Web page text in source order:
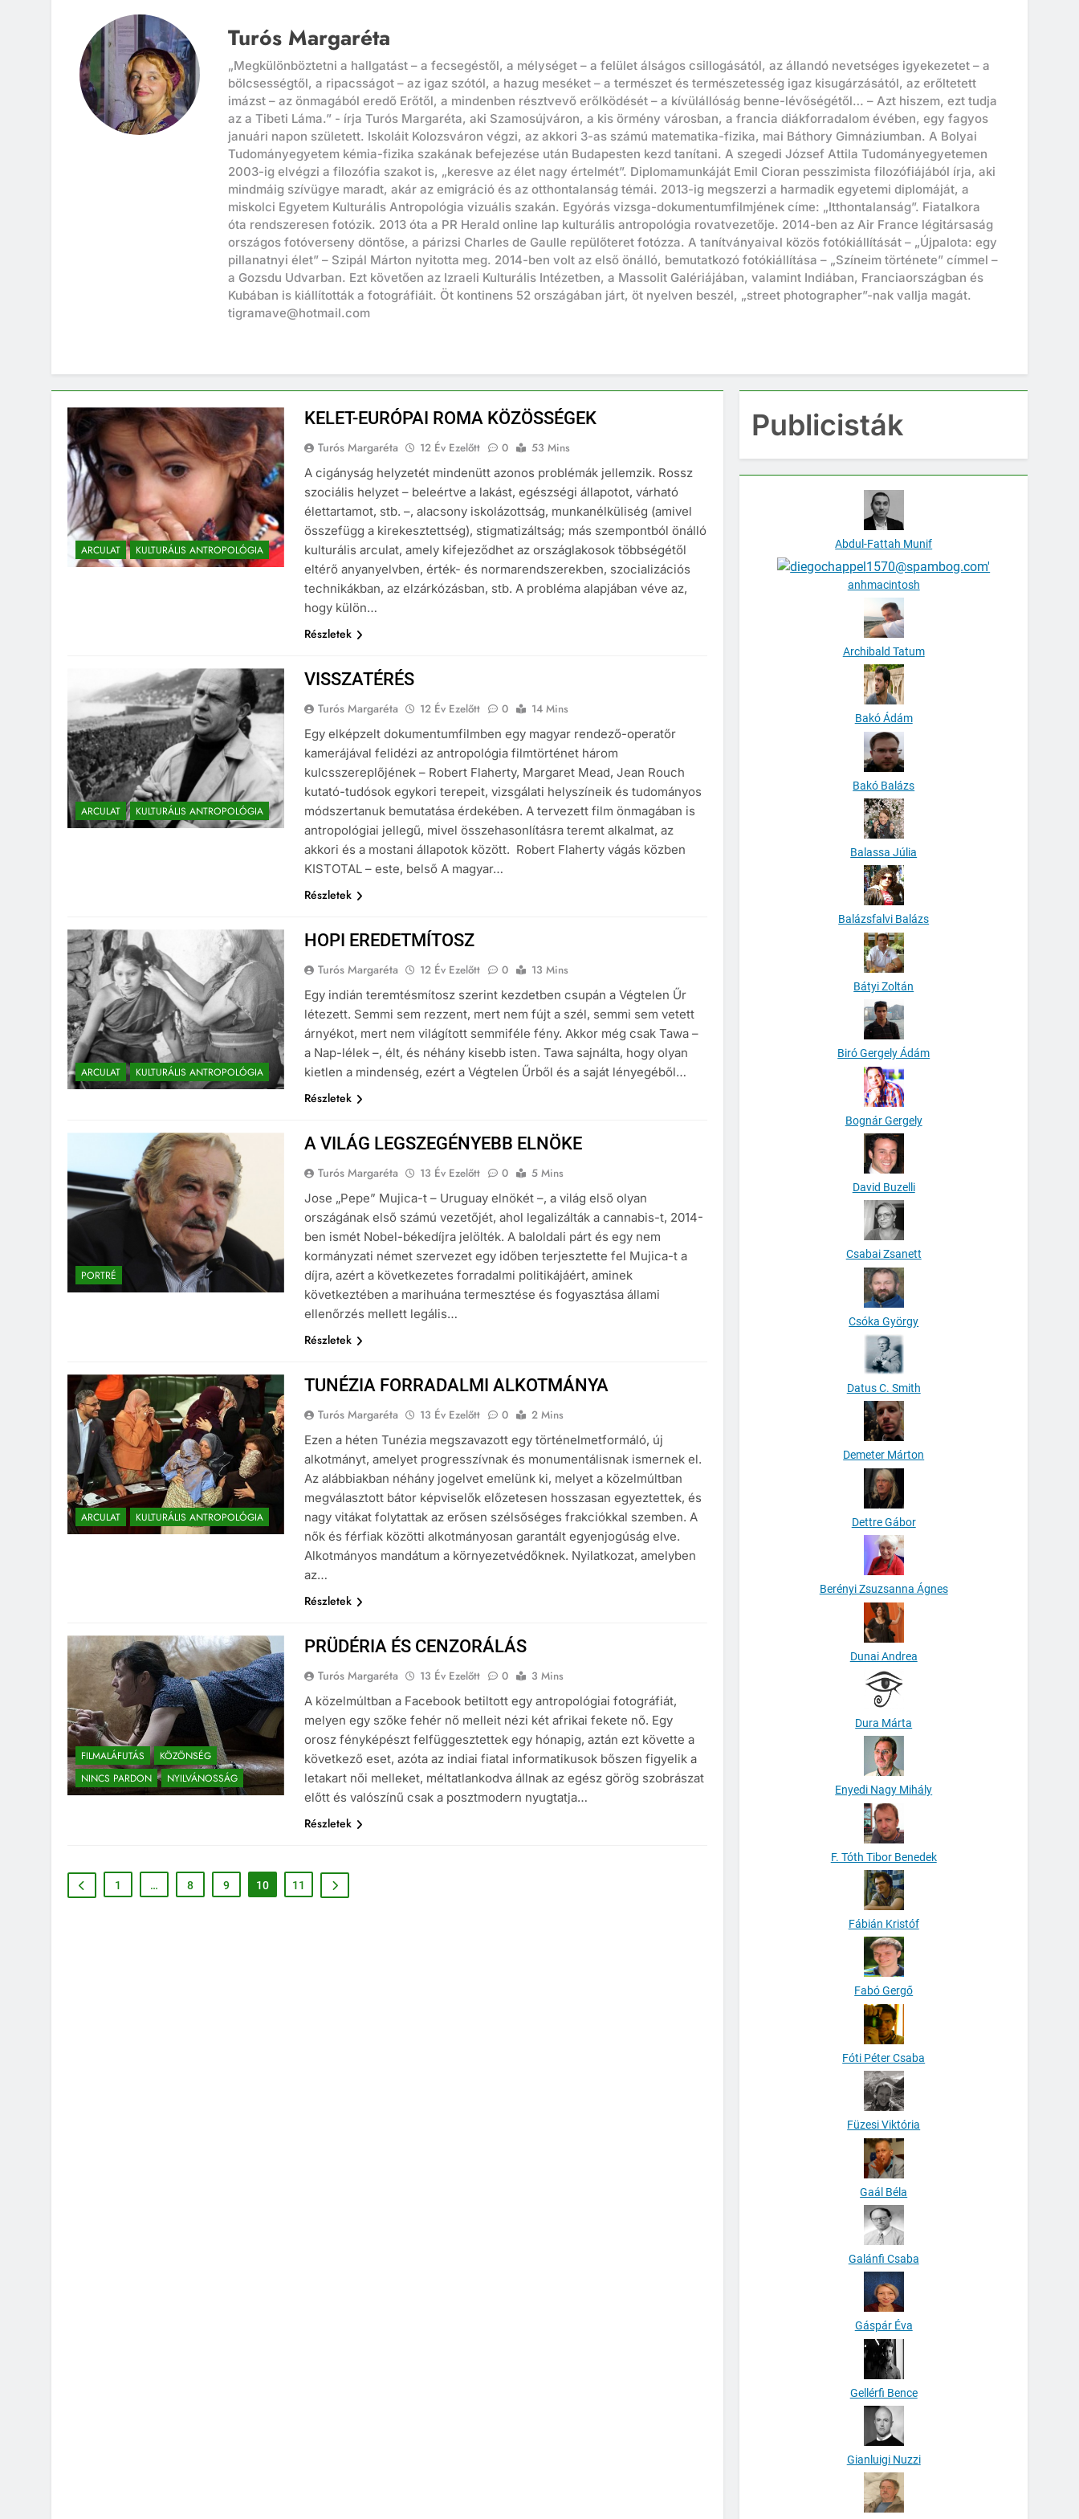
Turós Margaréta
„Megkülönböztetni a hallgatást – a fecsegéstől, a mélységet – a felület álságos csillogásától, az állandó nevetséges igyekezetet – a
bölcsességtől, a ripacsságot – az igaz szótól, a hazug meséket – a természet és természetesség igaz kisugárzásától, az erőltetett
imázst – az önmagából eredő Erőtől, a mindenben résztvevő erőlködését – a kívülállóság benne-lévőségétől… – Azt hiszem, ezt tudja
az a Tibeti Láma.” - írja Turós Margaréta, aki Szamosújváron, a kis örmény városban, a francia diákforradalom évében, egy fagyos
januári napon született. Iskoláit Kolozsváron végzi, az akkori 3-as számú matematika-fizika, mai Báthory Gimnáziumban. A Bolyai
Tudományegyetem kémia-fizika szakának befejezése után Budapesten kezd tanítani. A szegedi József Attila Tudományegyetemen
2003-ig elvégzi a filozófia szakot is, „keresve az élet nagy értelmét”. Diplomamunkáját Emil Cioran pesszimista filozófiájából írja, aki
mindmáig szívügye maradt, akár az emigráció és az otthontalanság témái. 2013-ig megszerzi a harmadik egyetemi diplomáját, a
miskolci Egyetem Kulturális Antropológia vizuális szakán. Egyórás vizsga-dokumentumfilmjének címe: „Itthontalanság”. Fiatalkora
óta rendszeresen fotózik. 2013 óta a PR Herald online lap kulturális antropológia rovatvezetője. 2014-ben az Air France légitársaság
országos fotóverseny döntőse, a párizsi Charles de Gaulle repülőteret fotózza. A tanítványaival közös fotókiállítását – „Újpalota: egy
pillanatnyi élet” – Szipál Márton nyitotta meg. 2014-ben volt az első önálló, bemutatkozó fotókiállítása – „Színeim története” címmel –
a Gozsdu Udvarban. Ezt követően az Izraeli Kulturális Intézetben, a Massolit Galériájában, valamint Indiában, Franciaországban és
Kubában is kiállították a fotográfiáit. Öt kontinens 52 országában járt, öt nyelven beszél, „street photographer”-nak vallja magát.
tigramave@hotmail.com
ARCULAT KULTURÁLIS ANTROPOLÓGIA
KELET-EURÓPAI ROMA KÖZÖSSÉGEK
Turós Margaréta 12 Év Ezelőtt 0
53 Mins
A cigányság helyzetét mindenütt azonos problémák jellemzik. Rossz
szociális helyzet – beleértve a lakást, egészségi állapotot, várható
élettartamot, stb. –, alacsony iskolázottság, munkanélküliség (amivel
összefügg a kirekesztettség), stigmatizáltság; más szempontból önálló
kulturális arculat, amely kifejeződhet az országlakosok többségétől
eltérő anyanyelvben, érték- és normarendszerekben, szocializációs
technikákban, az elzárkózásban, stb. A probléma alapjában véve az,
hogy külön…
Részletek
ARCULAT KULTURÁLIS ANTROPOLÓGIA
VISSZATÉRÉS
Turós Margaréta 12 Év Ezelőtt 0
14 Mins
Egy elképzelt dokumentumfilmben egy magyar rendező-operatőr
kamerájával felidézi az antropológia filmtörténet három
kulcsszereplőjének – Robert Flaherty, Margaret Mead, Jean Rouch
kutató-tudósok egykori terepeit, vizsgálati helyszíneik és tudományos
módszertanuk bemutatása érdekében. A tervezett film önmagában is
antropológiai jellegű, mivel összehasonlításra teremt alkalmat, az
akkori és a mostani állapotok között. Robert Flaherty vágás közben
KISTOTAL – este, belső A magyar…
Részletek
ARCULAT KULTURÁLIS ANTROPOLÓGIA
HOPI EREDETMÍTOSZ
Turós Margaréta 12 Év Ezelőtt 0
13 Mins
Egy indián teremtésmítosz szerint kezdetben csupán a Végtelen Űr
létezett. Semmi sem rezzent, mert nem fújt a szél, semmi sem vetett
árnyékot, mert nem világított semmiféle fény. Akkor még csak Tawa –
a Nap-lélek –, élt, és néhány kisebb isten. Tawa sajnálta, hogy olyan
kietlen a mindenség, ezért a Végtelen Űrből és a saját lényegéből…
Részletek
PORTRÉ
A VILÁG LEGSZEGÉNYEBB ELNÖKE
Turós Margaréta 13 Év Ezelőtt 0
5 Mins
Jose „Pepe” Mujica-t – Uruguay elnökét –, a világ első olyan
országának első számú vezetőjét, ahol legalizálták a cannabis-t, 2014-
ben ismét Nobel-békedíjra jelölték. A baloldali párt és egy nem
kormányzati német szervezet egy időben terjesztette fel Mujica-t a
díjra, azért a következetes forradalmi politikájáért, aminek
következtében a marihuána termesztése és fogyasztása állami
ellenőrzés mellett legális…
Részletek
ARCULAT KULTURÁLIS ANTROPOLÓGIA
TUNÉZIA FORRADALMI ALKOTMÁNYA
Turós Margaréta 13 Év Ezelőtt 0
2 Mins
Ezen a héten Tunézia megszavazott egy történelmetformáló, új
alkotmányt, amelyet progresszívnak és monumentálisnak ismernek el.
Az alábbiakban néhány jogelvet emelünk ki, melyet a közelmúltban
megválasztott bátor képviselők előzetesen hosszasan egyeztettek, és
nagy vitákat folytattak az erősen szélsőséges frakciókkal szemben. A
nők és férfiak közötti alkotmányosan garantált egyenjogúság elve.
Alkotmányos mandátum a környezetvédőknek. Nyilatkozat, amelyben
az…
Részletek
FILMALÁFUTÁS
KÖZÖNSÉG
NINCS PARDON
NYILVÁNOSSÁG
PRÜDÉRIA ÉS CENZORÁLÁS
Turós Margaréta 13 Év Ezelőtt 0
3 Mins
A közelmúltban a Facebook betiltott egy antropológiai fotográfiát,
melyen egy szőke fehér nő melleit nézi két afrikai fekete nő. Egy
orosz fényképészt felfüggesztettek egy hónapig, aztán ezt követte a
következő eset, azóta az indiai fiatal informatikusok bőszen figyelik a
letakart női melleket, méltatlankodva állnak az egész görög szobrászat
előtt és valószínű csak a posztmodern nyugtatja…
Részletek
1 … 8 9 10 11
Publicisták
Abdul-Fattah Munif
anhmacintosh
Archibald Tatum
Bakó Ádám
Bakó Balázs
Balassa Júlia
Balázsfalvi Balázs
Bátyi Zoltán
Biró Gergely Ádám
Bognár Gergely
David Buzelli
Csabai Zsanett
Csóka György
Datus C. Smith
Demeter Márton
Dettre Gábor
Berényi Zsuzsanna Ágnes
Dunai Andrea
Dura Márta
Enyedi Nagy Mihály
F. Tóth Tibor Benedek
Fábián Kristóf
Fabó Gergő
Fóti Péter Csaba
Füzesi Viktória
Gaál Béla
Galánfi Csaba
Gáspár Éva
Gellérfi Bence
Gianluigi Nuzzi